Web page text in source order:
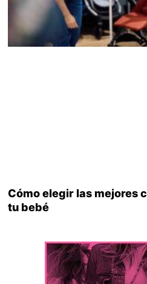
Cómo elegir las mejores
tu bebé